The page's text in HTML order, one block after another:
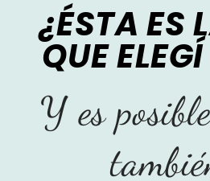
¿ÉSTA ES
QUE
Y es